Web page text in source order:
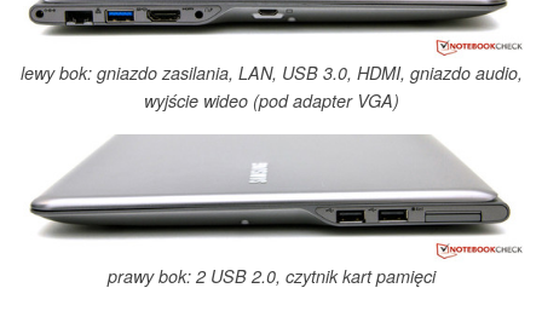
lewy bok: gniazdo zasilania, LAN, USB 3.0, HDMI, gniazdo audio,
wyjście wideo (pod adapter VGA)
prawy bok: 2 USB 2.0, czytnik kart pamięci